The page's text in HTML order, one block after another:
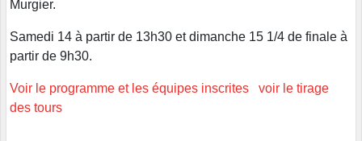
Murgier.
Samedi 14 à partir de 13h30 et dimanche 15 1/4 de finale à
partir de 9h30.
Voir le programme et les équipes inscrites
voir le tirage
des tours